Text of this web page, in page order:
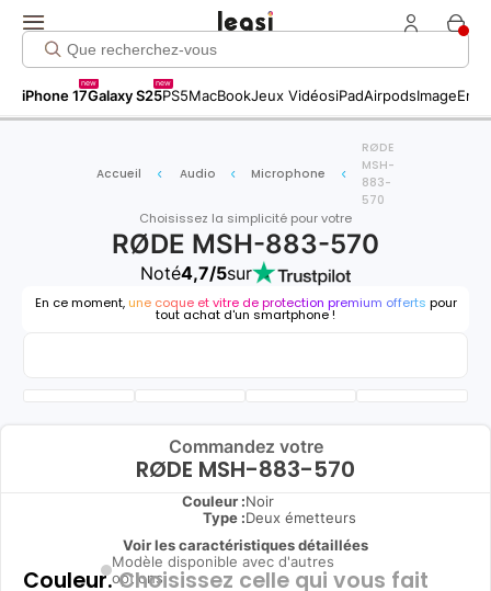
iPhone 17
new
Galaxy S25
new
PS5MacBookJeux VidéosiPadAirpodsImage
Accueil Audio Microphone
RØDE
MSH-
883-
570
Choisissez la simplicité pour votre
RØDE MSH-883-570
Noté4,7/5sur
En ce moment, une coque et vitre de protection premium offerts pour
tout achat d'un smartphone !
Commandez votre
RØDE MSH-883-570
Couleur :Noir
Type :Deux émetteurs
Voir les caractéristiques détaillées
Modèle disponible avec d'autres
options
Couleur.Choisissez celle qui vous fait